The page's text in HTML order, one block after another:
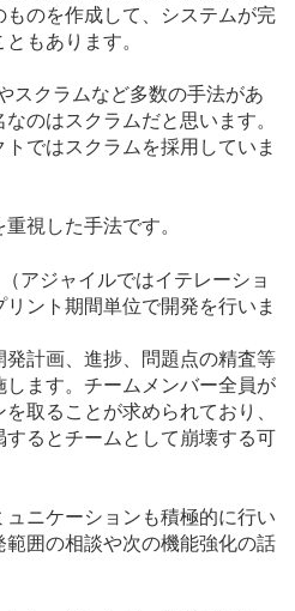
ものを作成して、システムが完
もあります。
スクラムなど多数の手法があ
のはスクラムだと思います。
ではスクラムを採用していま
視した手法です。
アジャイルではイテレーショ
ント期間単位で開発を行いま
計画、進捗、問題点の精査等
ます。チームメンバー全員が
取ることが求められており、
るとチームとして崩壊する可
ュニケーションも積極的に行い
範囲の相談や次の機能強化の話